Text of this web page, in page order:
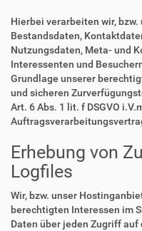
Hierbei verarbeiten wir,
Bestandsdaten,
Nutzungsdaten, Meta- und
Interessenten und
Grundlage unserer
und sicheren
Art. 6 Abs. 1 lit. f DSGVO
Erhebung von
Logfiles
Wir, bzw. unser
berechtigten Interessen im
Daten über jeden Zugriff auf